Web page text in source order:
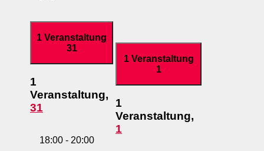
1 Veranstaltung
31
1
Veranstaltung,
31
18:00 - 20:00
1 Veranstaltung
1
1
Veranstaltung,
1